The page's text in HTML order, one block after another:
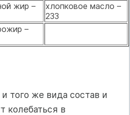
жир –
хлопковое масло –
233
–
того же вида состав и
колебаться в